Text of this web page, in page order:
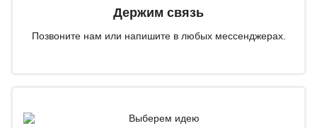
Держим связь
Позвоните нам или напишите в любых мессенджерах.